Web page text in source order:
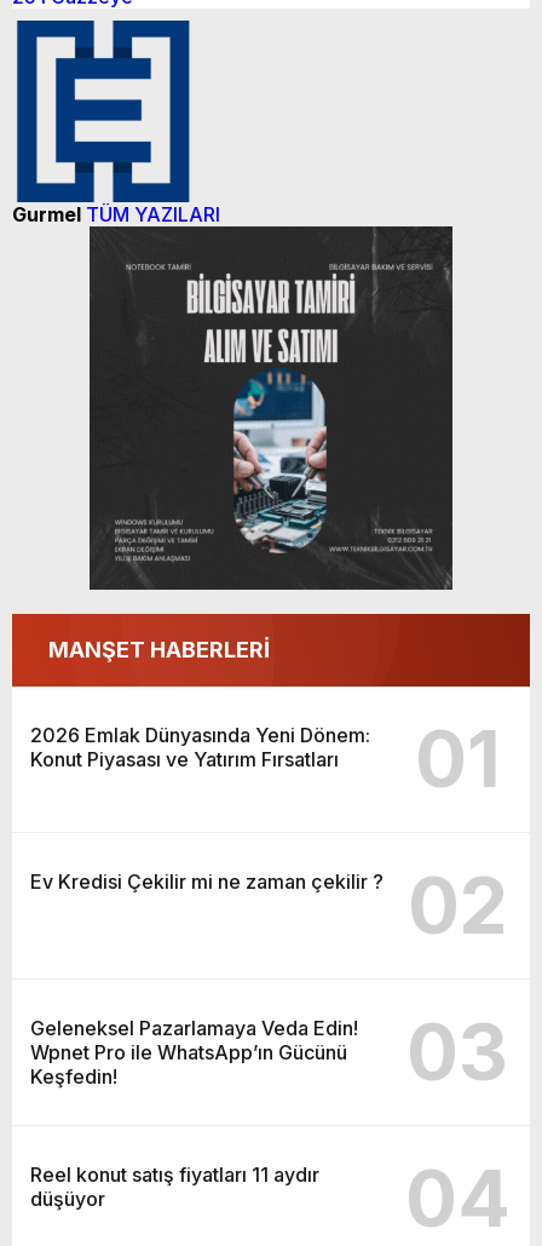
Karın yüzde 25’i Gazzeye Bağışlıyoruz
Gurmel TÜM YAZILARI
MANŞET HABERLERİ
2026 Emlak Dünyasında Yeni Dönem:
Konut Piyasası ve Yatırım Fırsatları
01
Ev Kredisi Çekilir mi ne zaman çekilir ? 02
Geleneksel Pazarlamaya Veda Edin!
Wpnet Pro ile WhatsApp’ın Gücünü
Keşfedin!
03
Reel konut satış fiyatları 11 aydır
düşüyor
04